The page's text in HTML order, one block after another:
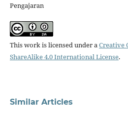
Pengajaran
This work is licensed under aCreative
ShareAlike 4.0 International License.
Similar Articles